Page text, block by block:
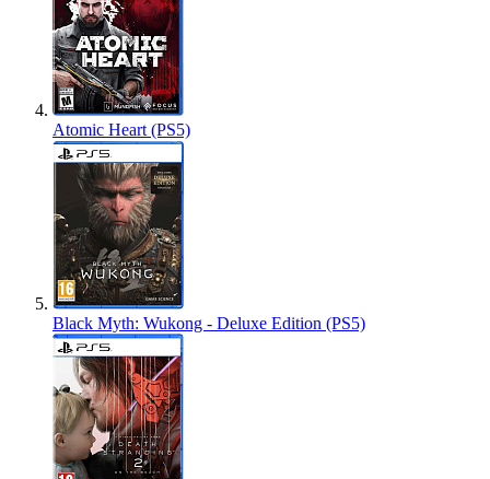
Atomic Heart (PS5)
Black Myth: Wukong - Deluxe Edition (PS5)